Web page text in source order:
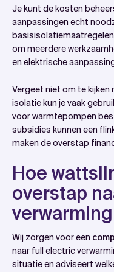
Je kunt de kosten
aanpassingen echt
om meerdere
en elektrische
Vergeet niet om te kijken
isolatie kun je vaak
voor warmtepompen
subsidies kunnen een
maken de overstap
Hoe
overstap
verwarming
Wij zorgen voor een
naar full electric
situatie en adviseert